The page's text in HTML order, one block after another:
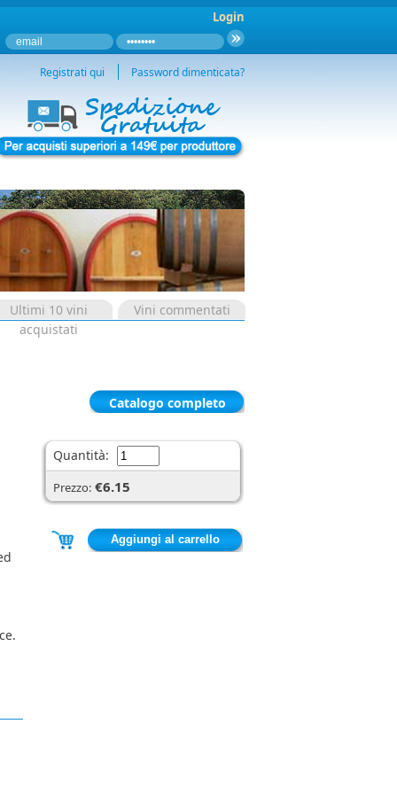
Login
Password dimenticata?
Registrati qui
Ultimi 10 vini
acquistati
Vini commentati
Catalogo completo
Quantità:
Prezzo: €6.15